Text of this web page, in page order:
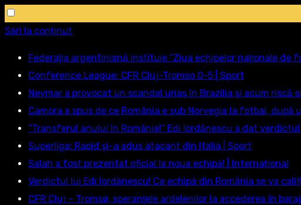
Sări la conținut
Federaţia argentiniană instituie “Ziua echipelor naţionale de
Conference League: CFR Cluj-Tromso 0-5 | Sport
Neymar a provocat un scandal uriaș în Brazilia și acum riscă
Camora a spus de ce România e sub Norvegia la fotbal, după
”Transferul anului în România!” Edi Iordănescu a dat
Superliga: Rapid și-a adus atacant din Italia | Sport
Salah a fost prezentat oficial la noua echipă! | Internațional
Verdictul lui Edi Iordănescu! Ce echipă din România se va
CFR Cluj – Tromsø, speranţele ardelenilor la accederea în